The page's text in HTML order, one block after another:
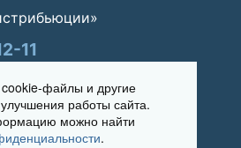
11
7, офис 270
09:00 - 18:00
Обратный звонок
файлы и другие
работы сайта.
можно найти
.